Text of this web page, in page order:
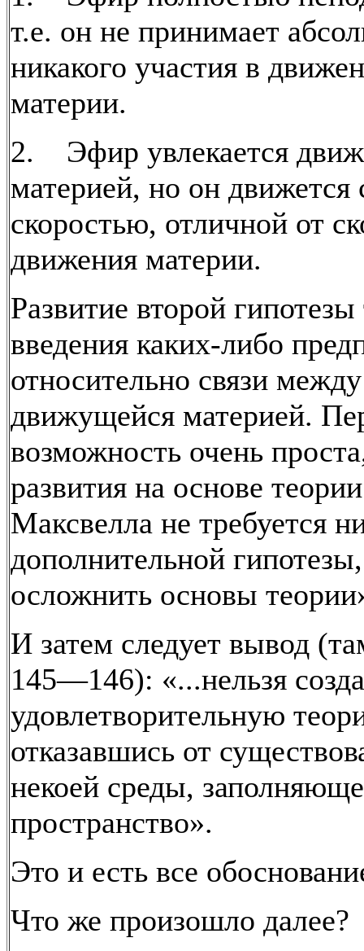
т.е. он не принимает
никакого участия в
материи.
2. Эфир увлекается
материей, но он движется
скоростью, отличной от
движения материи.
Развитие второй гипотезы
введения каких-либо
относительно связи
движущейся материей.
возможность очень
развития на основе теории
Максвелла не требуется
дополнительной
осложнить основы
И затем следует вывод
145—146): «...нельзя
удовлетворительную
отказавшись от
некоей среды,
пространство».
Это и есть все
Что же произошло далее?